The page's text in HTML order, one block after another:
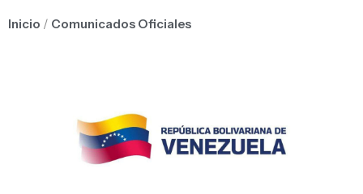
Inicio / Comunicados Oficiales